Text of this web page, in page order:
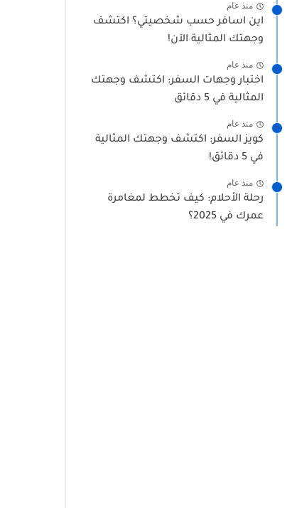
منذ عام
اين اسافر حسب شخصيتي؟ اكتشف
وجهتك المثالية الآن!
منذ عام
اختبار وجهات السفر: اكتشف وجهتك
المثالية في 5 دقائق
منذ عام
كويز السفر: اكتشف وجهتك المثالية
في 5 دقائق!
منذ عام
رحلة الأحلام: كيف تخطط لمغامرة
عمرك في 2025؟